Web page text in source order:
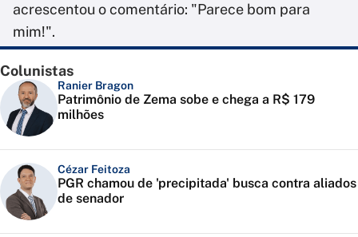
acrescentou o comentário: "Parece bom para
mim!".
Colunistas
Ranier Bragon
Patrimônio de Zema sobe e chega a R$ 179
milhões
Cézar Feitoza
PGR chamou de 'precipitada' busca contra aliados
de senador